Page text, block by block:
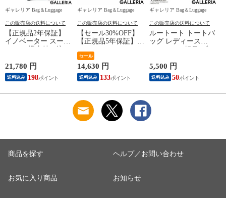
ギャレリア Bag＆Luggage
この販売店の送料について
【正規品2年保証】
イノベーター スーツ
ーケース suitcase 小
さめ Sサイズ フロン
トポケット ストッパ
21,780 円
送料込み 198
ギャレリア Bag＆Luggage
この販売店の送料について
【セール30%OFF】
【正規品5年保証】
バッグ メンズ レデ
ィース A4 ファスナ
ー付き 大きめ
ace.GENE ビジネス
ジネストート PC 14
インチ ラグレンティ
ス ビズ 68502
セール
14,630 円
送料込み 133
ギャレリア Bag＆Luggage
この販売店の送料について
ルートート トートバ
ッグ レディース
バッグ A5 おしゃれ
シンプル PEANUTS
スヌーピー ピーナッ
シシュウ.Peanuts-0M
8419
5,500 円
送料込み 50
商品を探す
お気に入り商品
ヘルプ／お問い合わせ
お知らせ